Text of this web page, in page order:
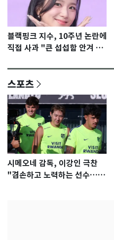
블랙핑크 지수, 10주년 논란에
직접 사과 "큰 섭섭함 안겨 미
스포츠
시메오네 감독, 이강인 극찬
"겸손하고 노력하는 선수…좋